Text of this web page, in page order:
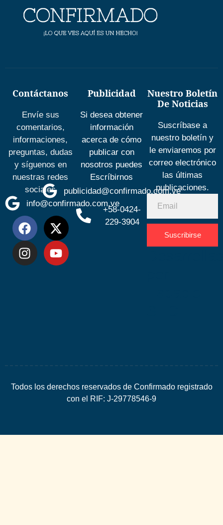
Contáctanos
Envíe sus
comentarios,
informaciones,
preguntas, dudas
y síguenos en
nuestras redes
sociales
info@confirmado.com.ve
Publicidad
Si desea obtener
información
acerca de cómo
publicar con
nosotros puedes
Escríbirnos
publicidad@confirmado.com.ve
+58-0424-
229-3904
Nuestro Boletín
De Noticias
Suscríbase a
nuestro boletín y
le enviaremos por
correo electrónico
las últimas
publicaciones.
Suscribirse
Todos los derechos reservados de Confirmado registrado
con el RIF: J-29778546-9